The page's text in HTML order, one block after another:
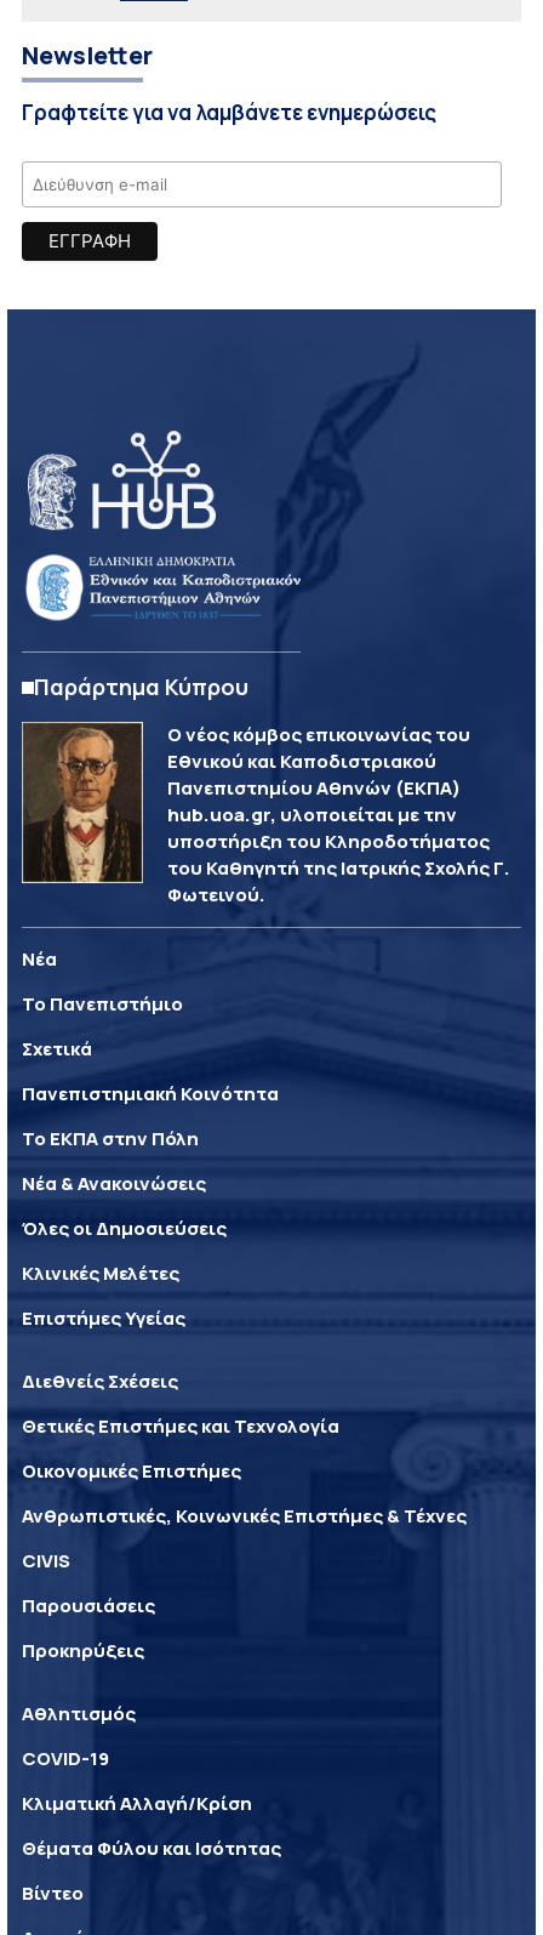
Newsletter
Γραφτείτε για να λαμβάνετε ενημερώσεις
Παράρτημα Κύπρου
Ο νέος κόμβος επικοινωνίας του
Εθνικού και Καποδιστριακού
Πανεπιστημίου Αθηνών (ΕΚΠΑ)
hub.uoa.gr, υλοποιείται με την
υποστήριξη του Κληροδοτήματος
του Καθηγητή της Ιατρικής Σχολής Γ.
Φωτεινού.
Νέα
Το Πανεπιστήμιο
Σχετικά
Πανεπιστημιακή Κοινότητα
Το ΕΚΠΑ στην Πόλη
Νέα & Ανακοινώσεις
Όλες οι Δημοσιεύσεις
Κλινικές Μελέτες
Επιστήμες Υγείας
Διεθνείς Σχέσεις
Θετικές Επιστήμες και Τεχνολογία
Οικονομικές Επιστήμες
Ανθρωπιστικές, Κοινωνικές Επιστήμες & Τέχνες
CIVIS
Παρουσιάσεις
Προκηρύξεις
Αθλητισμός
COVID-19
Κλιματική Αλλαγή/Κρίση
Θέματα Φύλου και Ισότητας
Βίντεο